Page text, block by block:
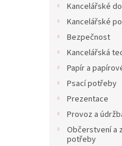
Kancelářské
Kancelářské
Bezpečnost
Kancelářská
Papír a
Psací potřeby
Prezentace
Provoz a
Občerstvení a
potřeby